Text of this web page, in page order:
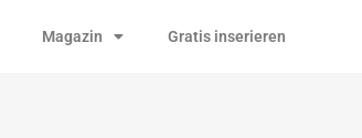
Magazin Gratis inserieren